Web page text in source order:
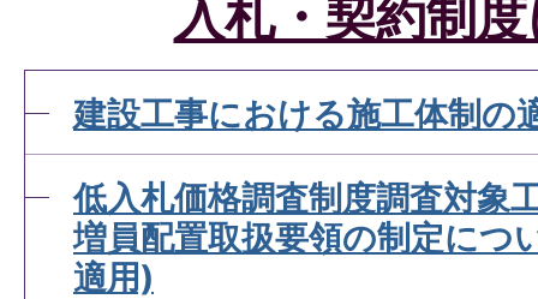
入札・契約制
建設工事における施工体制の
低入札価格調査制度調査対象
増員配置取扱要領の制定につ
適用)